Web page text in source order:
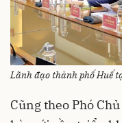
Lãnh đạo thành phố Huế
Cũng theo Phó